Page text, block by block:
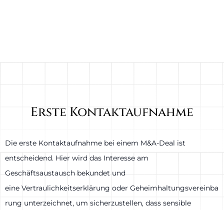
Erste Kontaktaufnahme
Die erste Kontaktaufnahme bei einem M&A-Deal ist
entscheidend. Hier wird das Interesse am
Geschäftsaustausch bekundet und
eine Vertraulichkeitserklärung oder Geheimhaltungsvereinba
rung unterzeichnet, um sicherzustellen, dass sensible